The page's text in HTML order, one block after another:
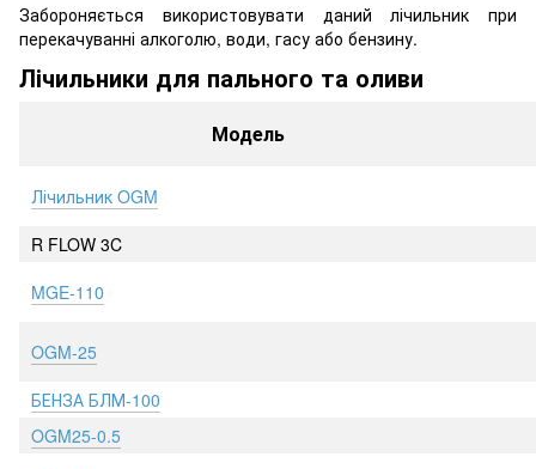
Забороняється використовувати даний лічильник при
перекачуванні алкоголю, води, гасу або бензину.
Лічильники для пального та оливи
Модель
Лічильник OGM
R FLOW 3C
MGE-110
OGM-25
БЕНЗА БЛМ-100
OGM25-0.5